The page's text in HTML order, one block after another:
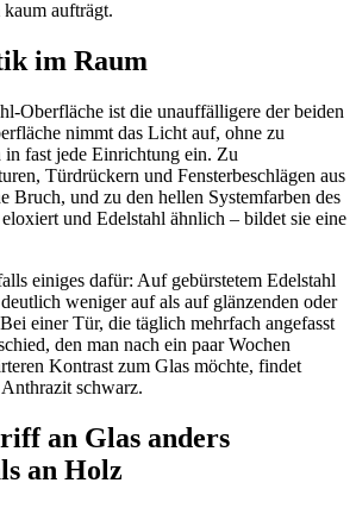
aufträgt.
im Raum
Oberfläche ist die unauffälligere der beiden
nimmt das Licht auf, ohne zu
fast jede Einrichtung ein. Zu
Türdrückern und Fensterbeschlägen aus
Bruch, und zu den hellen Systemfarben des
und Edelstahl ähnlich – bildet sie eine
einiges dafür: Auf gebürstetem Edelstahl
weniger auf als auf glänzenden oder
einer Tür, die täglich mehrfach angefasst
den man nach ein paar Wochen
Kontrast zum Glas möchte, findet
schwarz.
an Glas anders
an Holz